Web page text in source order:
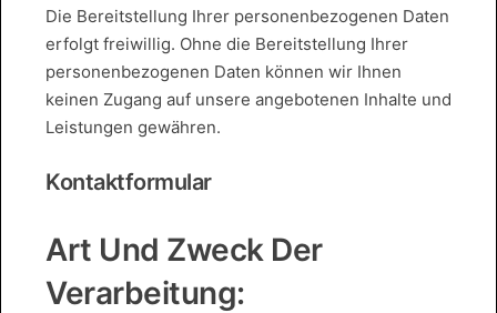
Die Bereitstellung Ihrer personenbezogenen Daten
erfolgt freiwillig. Ohne die Bereitstellung Ihrer
personenbezogenen Daten können wir Ihnen
keinen Zugang auf unsere angebotenen Inhalte und
Leistungen gewähren.
Kontaktformular
Art Und Zweck Der
Verarbeitung: